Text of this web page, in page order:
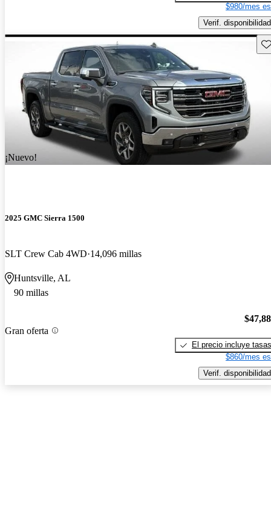
$980/mes
Verif. disponibilidad
¡Nuevo!
2025 GMC Sierra 1500
SLT Crew Cab 4WD 14,096 millas
Huntsville, AL
90 millas
Gran oferta
El precio incluye tasas
$860/mes
Verif. disponibilidad